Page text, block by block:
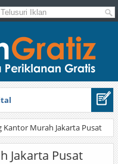
Kantor Murah Jakarta Pusat
Jakarta Pusat